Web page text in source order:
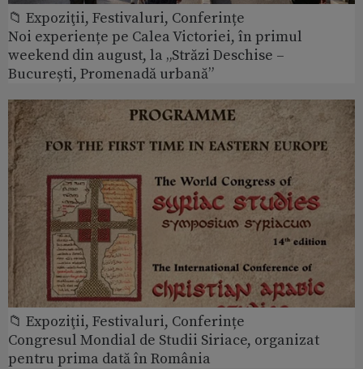
📁 Expoziţii, Festivaluri, Conferințe
Noi experiențe pe Calea Victoriei, în primul
weekend din august, la „Străzi Deschise –
București, Promenadă urbană”
📁 Expoziţii, Festivaluri, Conferințe
Congresul Mondial de Studii Siriace, organizat
pentru prima dată în România